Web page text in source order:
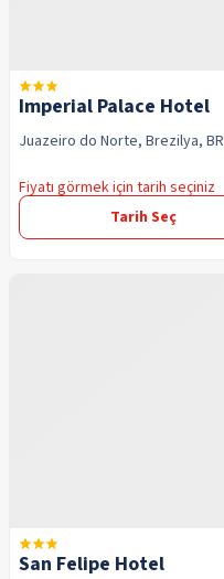
Imperial Palace Hotel
Juazeiro do Norte, Brezilya, BR
Fiyatı görmek için tarih seçiniz
Tarih Seç
San Felipe Hotel